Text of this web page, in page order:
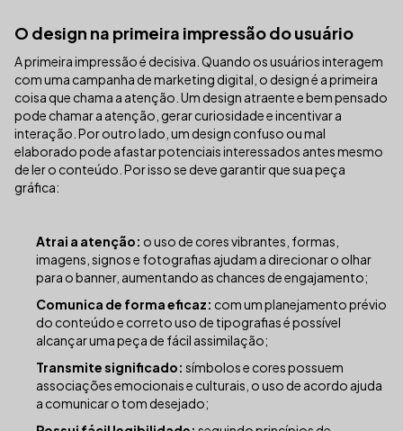
O design na primeira impressão do usuário
A primeira impressão é decisiva. Quando os usuários interagem
com uma campanha de marketing digital, o design é a primeira
coisa que chama a atenção. Um design atraente e bem pensado
pode chamar a atenção, gerar curiosidade e incentivar a
interação. Por outro lado, um design confuso ou mal
elaborado pode afastar potenciais interessados antes mesmo
de ler o conteúdo. Por isso se deve garantir que sua peça
gráfica:
Atrai a atenção: o uso de cores vibrantes, formas,
imagens, signos e fotografias ajudam a direcionar o olhar
para o banner, aumentando as chances de engajamento;
Comunica de forma eficaz: com um planejamento prévio
do conteúdo e correto uso de tipografias é possível
alcançar uma peça de fácil assimilação;
Transmite significado: símbolos e cores possuem
associações emocionais e culturais, o uso de acordo ajuda
a comunicar o tom desejado;